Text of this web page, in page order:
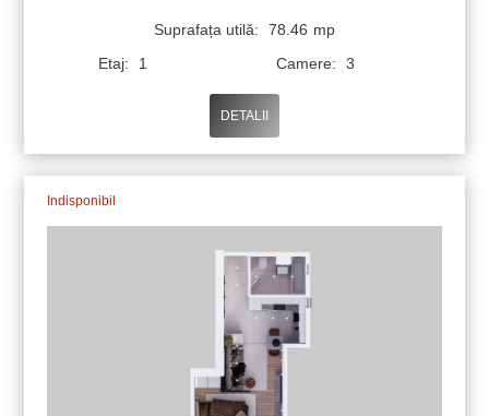
Suprafața utilă: 78.46 mp
Etaj:
1 Camere: 3
DETALII
Indisponibil